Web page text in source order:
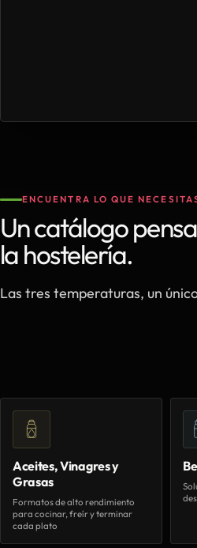
ENCUENTRA LO QUE
Un catálogo
la hostelería.
Las tres temperaturas, un
Aceites, Vinagres y
Grasas
Formatos de alto rendimiento
para cocinar, freír y terminar
cada plato